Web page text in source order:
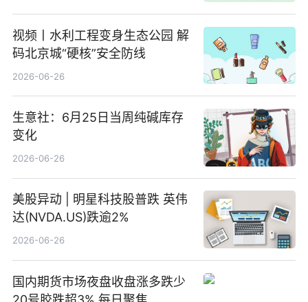
视频丨水利工程变身生态公园 解
码北京城“硬核”安全防线
2026-06-26
生意社：6月25日当周纯碱库存
变化
2026-06-26
美股异动 | 明星科技股普跌 英伟
达(NVDA.US)跌逾2%
2026-06-26
国内期货市场夜盘收盘涨多跌少